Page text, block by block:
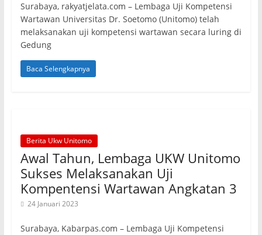
Surabaya, rakyatjelata.com – Lembaga Uji Kompetensi
Wartawan Universitas Dr. Soetomo (Unitomo) telah
melaksanakan uji kompetensi wartawan secara luring di
Gedung
Baca Selengkapnya
Berita Ukw Unitomo
Awal Tahun, Lembaga UKW Unitomo
Sukses Melaksanakan Uji
Kompentensi Wartawan Angkatan 3
24 Januari 2023
Surabaya, Kabarpas.com – Lembaga Uji Kompetensi